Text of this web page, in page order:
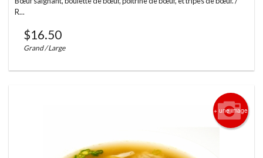
R...
$16.50
Grand / Large
+ une image